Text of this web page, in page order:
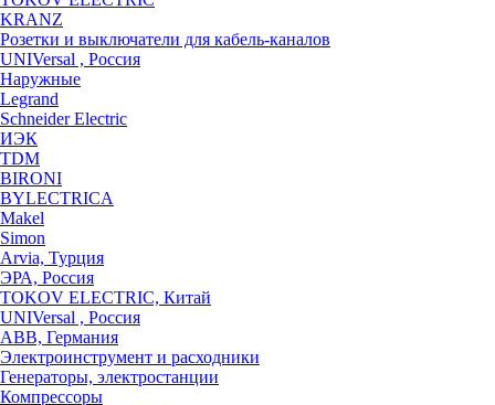
KRANZ
Розетки и выключатели для кабель-каналов
UNIVersal , Россия
Наружные
Legrand
Schneider Electric
ИЭК
TDM
BIRONI
BYLECTRICA
Makel
Simon
Arvia, Турция
ЭРА, Россия
TOKOV ELECTRIC, Китай
UNIVersal , Россия
ABB, Германия
Электроинструмент и расходники
Генераторы, электростанции
Компрессоры